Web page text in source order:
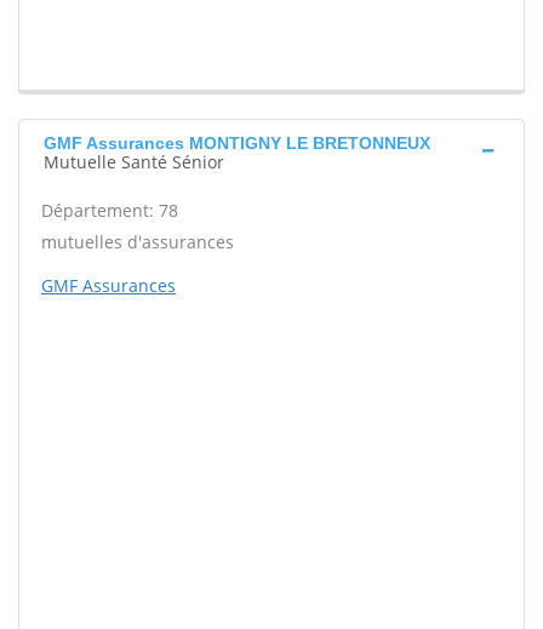
GMF Assurances MONTIGNY LE BRETONNEUX
Mutuelle Santé Sénior
Département: 78
mutuelles d'assurances
GMF Assurances